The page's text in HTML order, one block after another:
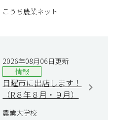
こうち農業ネット
2026年08月06日更新
情報
日曜市に出店します！
（R８年８月・９月）
農業大学校